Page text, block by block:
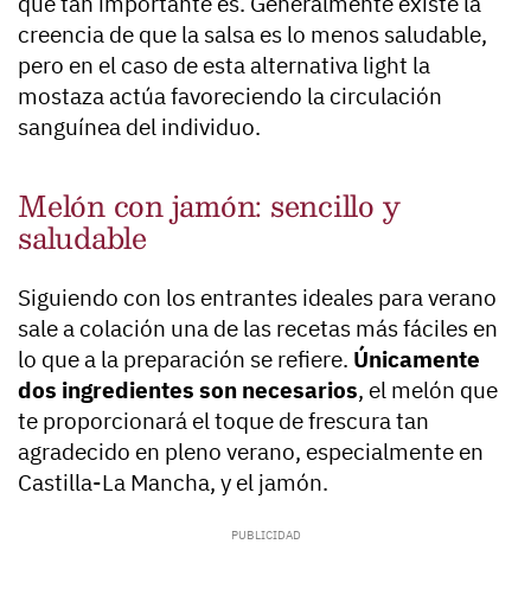
creencia de que la salsa es lo menos saludable,
pero en el caso de esta alternativa light la
mostaza actúa favoreciendo la circulación
sanguínea del individuo.
Melón con jamón: sencillo y
saludable
Siguiendo con los entrantes ideales para verano
sale a colación una de las recetas más fáciles en
lo que a la preparación se refiere. Únicamente
dos ingredientes son necesarios, el melón que
te proporcionará el toque de frescura tan
agradecido en pleno verano, especialmente en
Castilla-La Mancha, y el jamón.